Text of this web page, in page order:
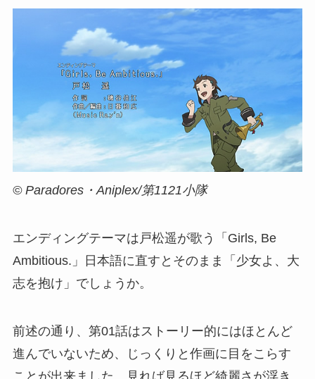
© Paradores・Aniplex/第1121小隊
エンディングテーマは戸松遥が歌う「Girls, Be
Ambitious.」日本語に直すとそのまま「少女よ、大
志を抱け」でしょうか。
前述の通り、第01話はストーリー的にはほとんど
進んでいないため、じっくりと作画に目をこらす
ことが出来ました。見れば見るほど綺麗さが浮き